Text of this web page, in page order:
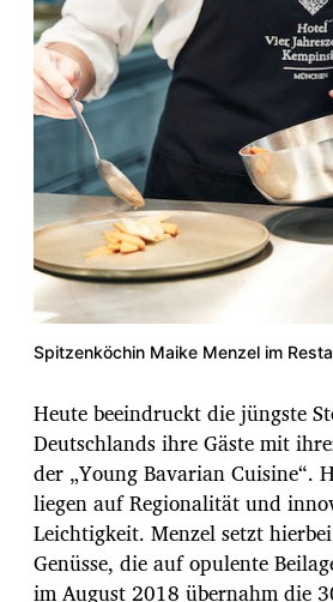
Spitzenköchin Maike Menzel im
Heute beeindruckt die jüngste
Deutschlands ihre Gäste mit
der „Young Bavarian Cuisine“.
liegen auf Regionalität und
Leichtigkeit. Menzel setzt
Genüsse, die auf opulente
im August 2018 übernahm die